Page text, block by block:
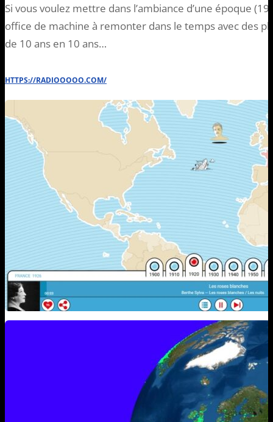
Si vous voulez mettre dans l’ambiance d’une époque
office de machine à remonter dans le temps avec des
de 10 ans en 10 ans…
HTTPS://RADIOOOOO.COM/